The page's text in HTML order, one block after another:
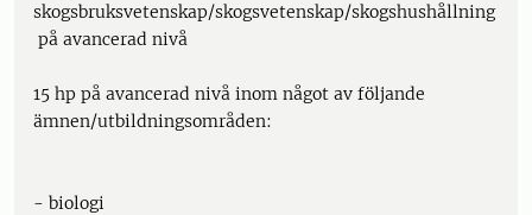
skogsbruksvetenskap/skogsvetenskap/skogshushållning
på avancerad nivå
15 hp på avancerad nivå inom något av följande
ämnen/utbildningsområden:
- biologi